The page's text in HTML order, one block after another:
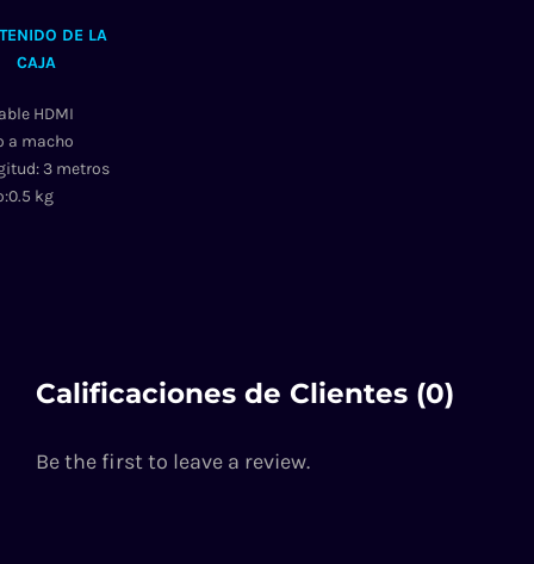
DE LA
CAJA
HDMI
a macho
3 metros
kg
Calificaciones de Clientes (0)
Be the first to leave a review.